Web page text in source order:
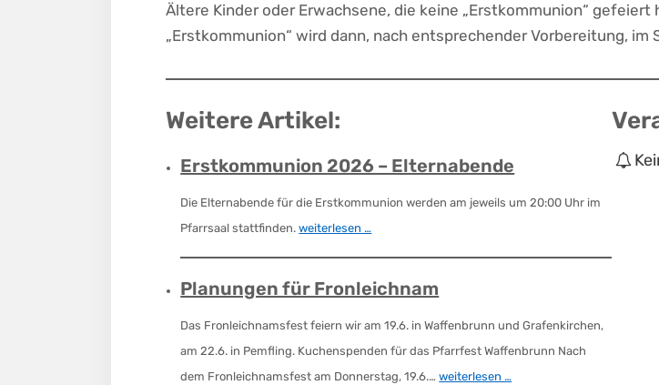
Ältere Kinder oder Erwachsene, die keine „Erstkommunion“
„Erstkommunion“ wird dann, nach entsprechender Vorbereitung,
Weitere Artikel:
Erstkommunion 2026 – Elternabende
Die Elternabende für die Erstkommunion werden am jeweils um 20:00 Uhr im
Pfarrsaal stattfinden.weiterlesen …
Planungen für Fronleichnam
Das Fronleichnamsfest feiern wir am 19.6. in Waffenbrunn und Grafenkirchen,
am 22.6. in Pemfling. Kuchenspenden für das Pfarrfest Waffenbrunn Nach
dem Fronleichnamsfest am Donnerstag, 19.6.…weiterlesen …